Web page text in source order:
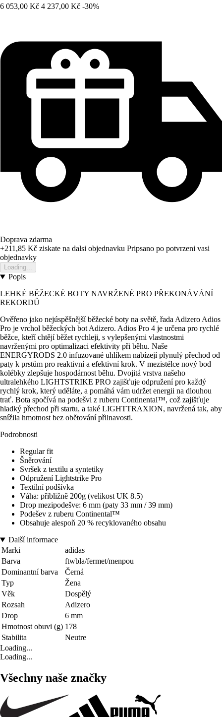
6 053,00 Kč 4 237,00 Kč -30%
Doprava zdarma
+211,85 Kč ziskate na dalsi objednavku Pripsano po potvrzeni vasi
objednavky
Loading...
Popis
LEHKÉ BĚŽECKÉ BOTY NAVRŽENÉ PRO PŘEKONÁVÁNÍ
REKORDŮ
Ověřeno jako nejúspěšnější běžecké boty na světě, řada Adizero Adios
Pro je vrchol běžeckých bot Adizero. Adios Pro 4 je určena pro rychlé
běžce, kteří chtějí běžet rychleji, s vylepšenými vlastnostmi
navrženými pro optimalizaci efektivity při běhu. Naše
ENERGYRODS 2.0 infuzované uhlíkem nabízejí plynulý přechod od
paty k prstům pro reaktivní a efektivní krok. V mezistélce nový bod
kolébky zlepšuje hospodárnost běhu. Dvojitá vrstva našeho
ultralehkého LIGHTSTRIKE PRO zajišťuje odpružení pro každý
rychlý krok, který uděláte, a pomáhá vám udržet energii na dlouhou
trať. Bota spočívá na podešvi z ruberu Continental™, což zajišťuje
hladký přechod při startu, a také LIGHTTRAXION, navržená tak, aby
snížila hmotnost bez obětování přilnavosti.
Podrobnosti
Regular fit
Šněrování
Svršek z textilu a syntetiky
Odpružení Lightstrike Pro
Textilní podšívka
Váha: přibližně 200g (velikost UK 8.5)
Drop mezipodešve: 6 mm (paty 33 mm / 39 mm)
Podešev z ruberu Continental™
Obsahuje alespoň 20 % recyklovaného obsahu
Další informace
Marki
adidas
Barva
ftwbla/fermet/menpou
Dominantní barva
Černá
Typ
Žena
Věk
Dospělý
Rozsah
Adizero
Drop
6 mm
Hmotnost obuvi (g) 178
Stabilita
Neutre
Loading...
Loading...
Všechny naše značky